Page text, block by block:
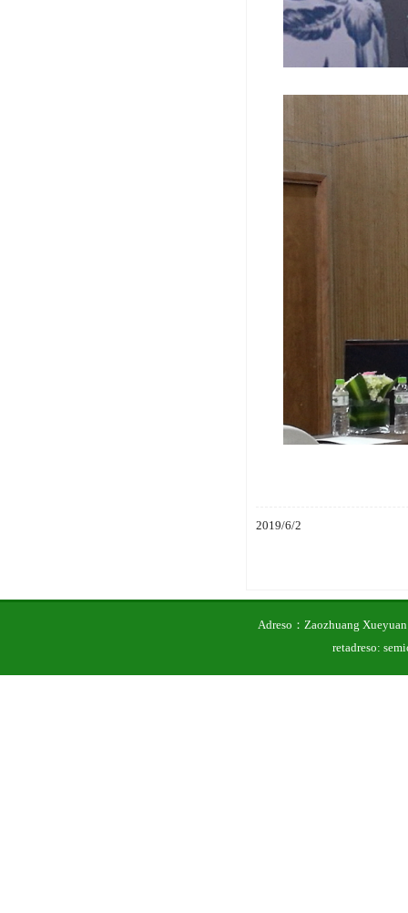
2019/6/2
Adreso：Zaozhuang
retadreso: